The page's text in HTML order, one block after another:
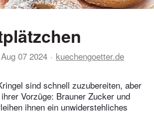
Aug 07 2024 kuechengoetter.de
sind schnell zuzubereiten, aber
Vorzüge: Brauner Zucker und
ihnen ein unwiderstehliches